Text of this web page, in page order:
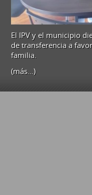
El IPV y el municipio
de transferencia a
familia.
(más…)